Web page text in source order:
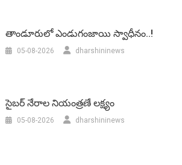
తాండూరులో ఎండుగంజాయి స్వాధీనం..!
05-08-2026 dharshininews
సైబర్ నేరాల నియంత్రణే లక్ష్యం
05-08-2026 dharshininews